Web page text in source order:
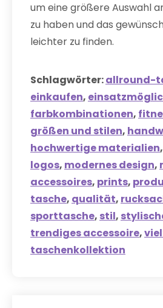
um eine größere Auswahl
zu haben und das
leichter zu finden.
Schlagwörter:allround-
einkaufen,
farbkombinationen,
größen und stilen,
hochwertige materialien,
logos, modernes design,
accessoires, prints,
tasche, qualität,
sporttasche, stil,
trendiges accessoire,
taschenkollektion